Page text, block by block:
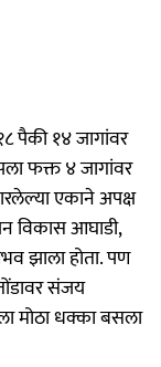
पैकी १४ जागांवर
फक्त ४ जागांवर
एकाने अपक्ष
विकास आघाडी,
झाला होता. पण
संजय
मोठा धक्का बसला